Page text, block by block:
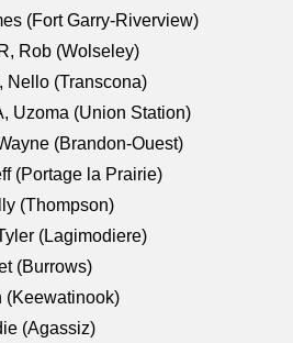
(Fort Garry-Riverview)
Rob (Wolseley)
Nello (Transcona)
Uzoma (Union Station)
(Brandon-Ouest)
(Portage la Prairie)
(Thompson)
(Lagimodiere)
(Burrows)
(Keewatinook)
(Agassiz)